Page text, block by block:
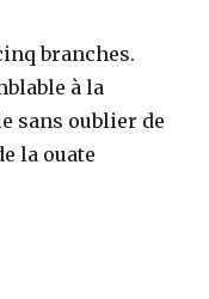
branches.
à la
sans oublier de
la ouate